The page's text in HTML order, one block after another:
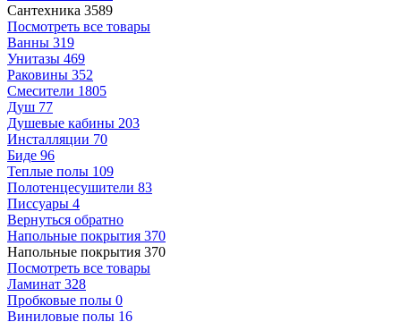
Сантехника 3589
Посмотреть все товары
Ванны 319
Унитазы 469
Раковины 352
Смесители 1805
Душ 77
Душевые кабины 203
Инсталляции 70
Биде 96
Теплые полы 109
Полотенцесушители 83
Писсуары 4
Вернуться обратно
Напольные покрытия 370
Напольные покрытия 370
Посмотреть все товары
Ламинат 328
Пробковые полы 0
Виниловые полы 16